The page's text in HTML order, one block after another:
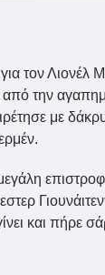
για τον Λιονέλ
από την
με
και πήρε